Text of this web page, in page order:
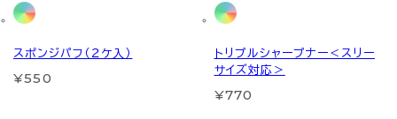
スポンジパフ（２ケ入）
¥550
トリプルシャープナー＜スリー
サイズ対応＞
¥770